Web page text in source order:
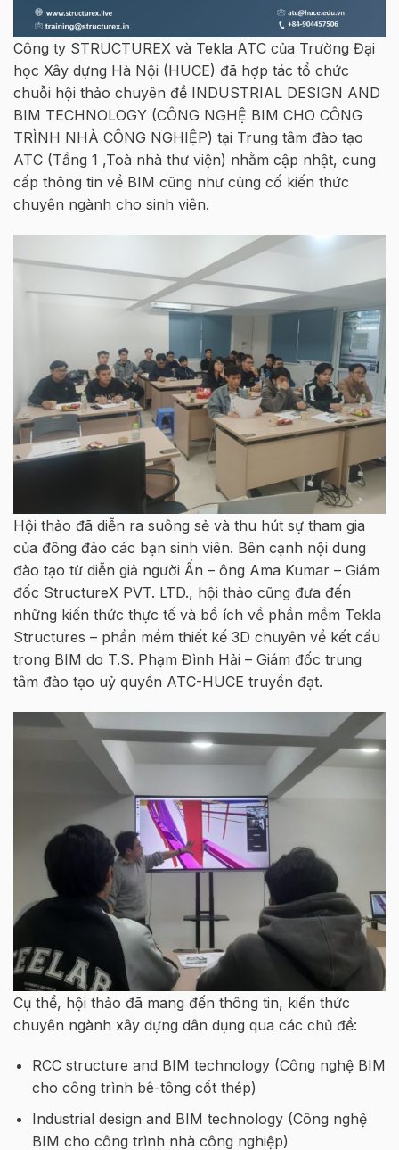
Công ty STRUCTUREX và Tekla ATC của Trường Đại
học Xây dựng Hà Nội (HUCE) đã hợp tác tổ chức
chuỗi hội thảo chuyên đề INDUSTRIAL DESIGN AND
BIM TECHNOLOGY (CÔNG NGHỆ BIM CHO CÔNG
TRÌNH NHÀ CÔNG NGHIỆP) tại Trung tâm đào tạo
ATC (Tầng 1 ,Toà nhà thư viện) nhằm cập nhật, cung
cấp thông tin về BIM cũng như củng cố kiến thức
chuyên ngành cho sinh viên.
Hội thảo đã diễn ra suông sẻ và thu hút sự tham gia
của đông đảo các bạn sinh viên. Bên cạnh nội dung
đào tạo từ diễn giả người Ấn – ông Ama Kumar – Giám
đốc StructureX PVT. LTD., hội thảo cũng đưa đến
những kiến thức thực tế và bổ ích về phần mềm Tekla
Structures – phần mềm thiết kế 3D chuyên về kết cấu
trong BIM do T.S. Phạm Đình Hải – Giám đốc trung
tâm đào tạo uỷ quyền ATC-HUCE truyền đạt.
Cụ thể, hội thảo đã mang đến thông tin, kiến thức
chuyên ngành xây dựng dân dụng qua các chủ đề:
RCC structure and BIM technology (Công nghệ BIM
cho công trình bê-tông cốt thép)
Industrial design and BIM technology (Công nghệ
BIM cho công trình nhà công nghiệp)